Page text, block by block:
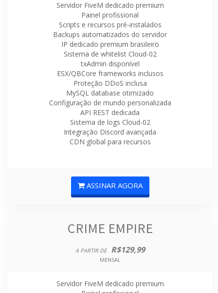
Servidor FiveM dedicado premium
Painel profissional
Scripts e recursos pré-instalados
Backups automatizados do servidor
IP dedicado premium brasileiro
Sistema de whitelist Cloud-02
txAdmin disponível
ESX/QBCore frameworks inclusos
Proteção DDoS inclusa
MySQL database otimizado
Configuração de mundo personalizada
API REST dedicada
Sistema de logs Cloud-02
Integração Discord avançada
CDN global para recursos
ASSINAR AGORA
CRIME EMPIRE
A PARTIR DE R$129,99
MENSAL
Servidor FiveM dedicado premium